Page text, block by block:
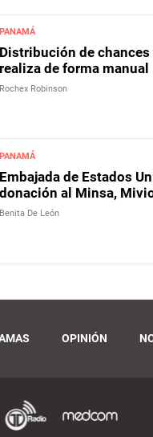
PANAMÁ
Distribución de
realiza de forma manual
Rochex Robinson
PANAMÁ
Embajada de Estados
donación al Minsa,
Benita De León
OPINIÓN